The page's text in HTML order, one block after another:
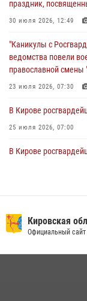
1 августа – День
01 августа 2026, 09:39
праздник,
30 июля 2026, 12:49
"Каникулы с
ведомства повели
православной смены
23 июля 2026, 07:30
В Кирове
25 июля 2026, 07:00
В Кирове
вневедомственную
22 июля 2026, 14:51
Кировская
Официальный сайт